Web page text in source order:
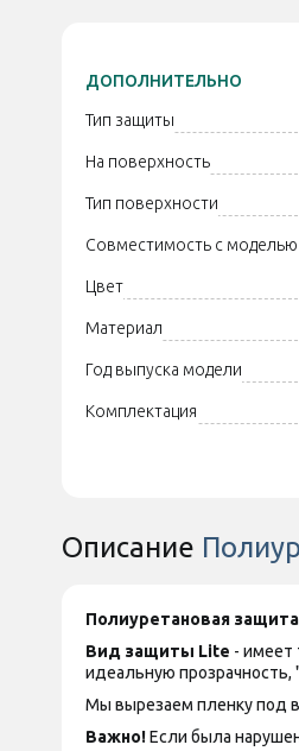
ДОПОЛНИТЕЛЬНО
Тип защиты
На поверхность
Тип поверхности
Совместимость с моделью
Цвет
Материал
Год выпуска модели
Комплектация
Описание
Полиуретановая защита
Вид защиты Lite - имеет
идеальную прозрачность,
Мы вырезаем пленку под
Важно!Если была